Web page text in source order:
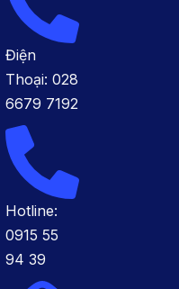
Điện
Thoại: 028
6679 7192
Hotline:
0915 55
94 39